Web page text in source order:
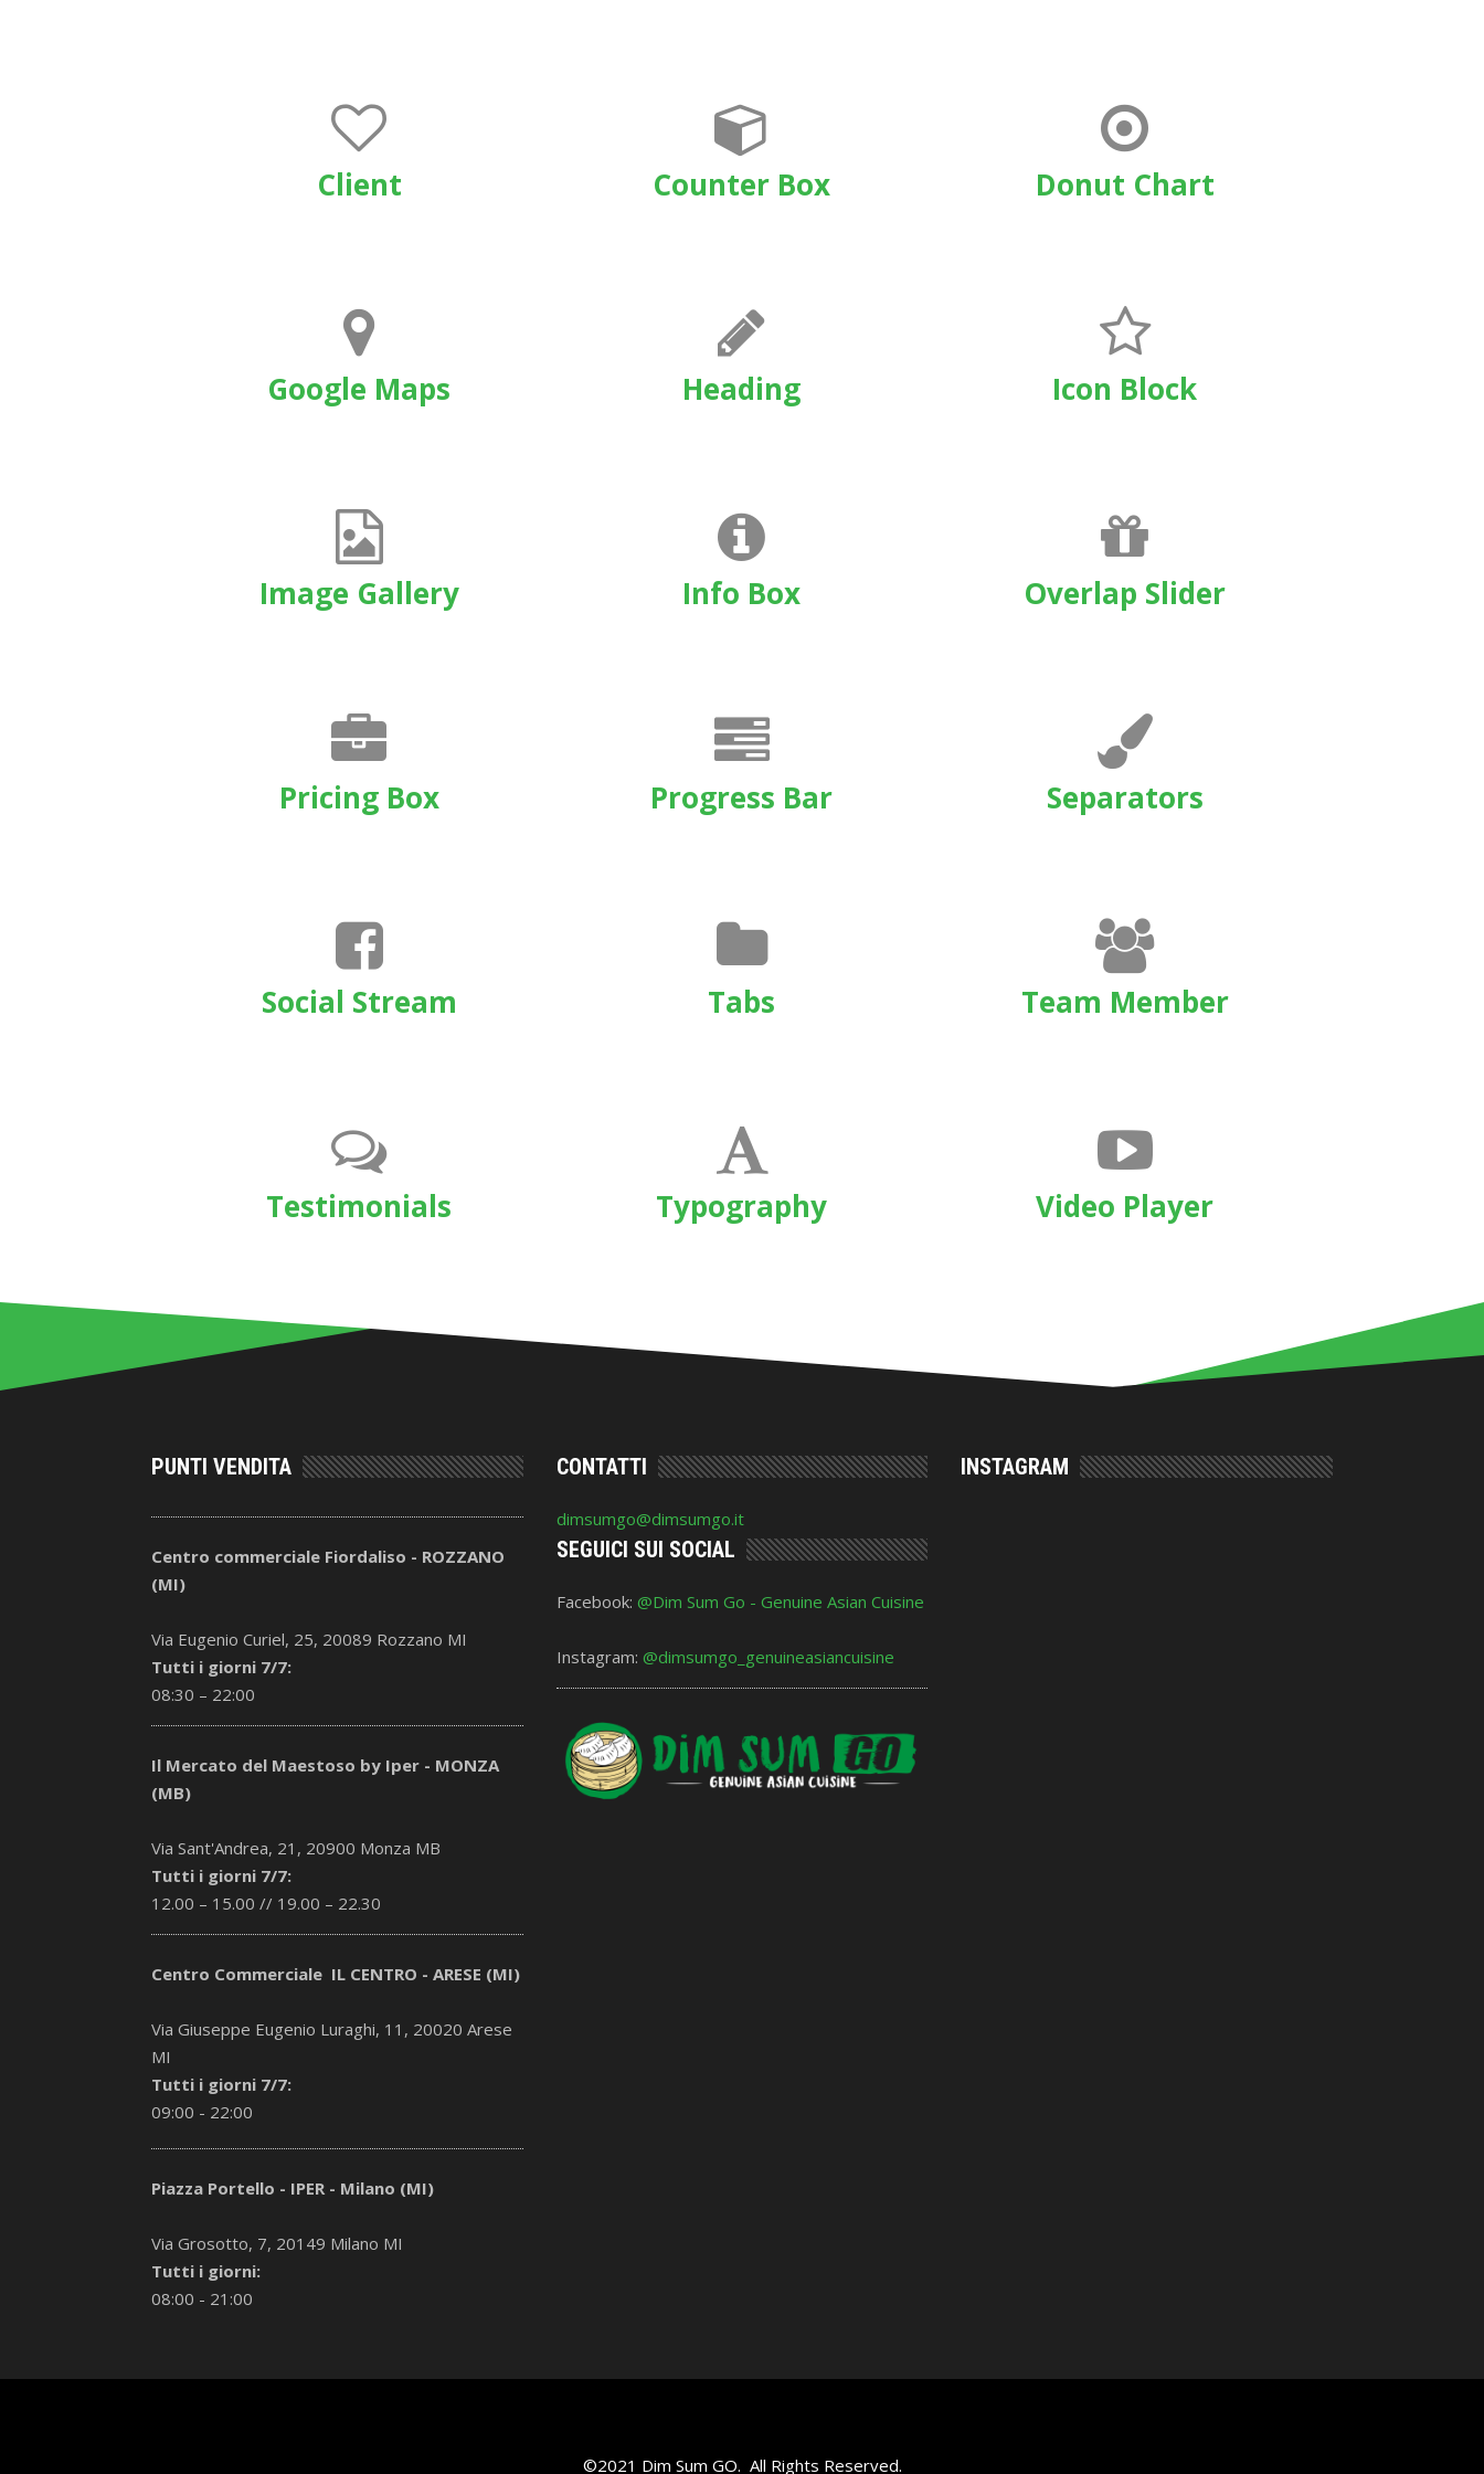
Client Counter Box Donut Chart
Google Maps Heading Icon Block
Image Gallery Info Box Overlap Slider
Pricing Box Progress Bar Separators
Social Stream Tabs Team Member
Testimonials Typography Video Player
PUNTI VENDITA
Centro commerciale Fiordaliso - ROZZANO
(MI)
Via Eugenio Curiel, 25, 20089 Rozzano MI
Tutti i giorni 7/7:
08:30 – 22:00
Il Mercato del Maestoso by Iper - MONZA
(MB)
Via Sant'Andrea, 21, 20900 Monza MB
Tutti i giorni 7/7:
12.00 – 15.00 // 19.00 – 22.30
Centro Commerciale IL CENTRO - ARESE (MI)
Via Giuseppe Eugenio Luraghi, 11, 20020 Arese
MI
Tutti i giorni 7/7:
09:00 - 22:00
Piazza Portello - IPER - Milano (MI)
Via Grosotto, 7, 20149 Milano MI
Tutti i giorni:
08:00 - 21:00
CONTATTI
dimsumgo@dimsumgo.it
SEGUICI SUI SOCIAL
Facebook: @Dim Sum Go - Genuine Asian Cuisine
Instagram: @dimsumgo_genuineasiancuisine
INSTAGRAM
©2021 Dim Sum GO. All Rights Reserved.